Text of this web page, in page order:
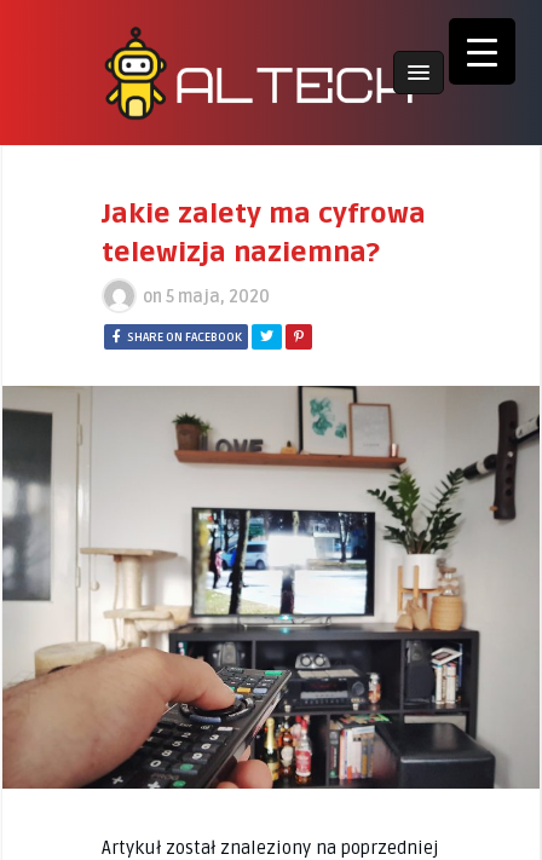
Jakie zalety ma cyfrowa
telewizja naziemna?
on 5 maja, 2020
SHARE ON FACEBOOK
Artykuł został znaleziony na poprzedniej